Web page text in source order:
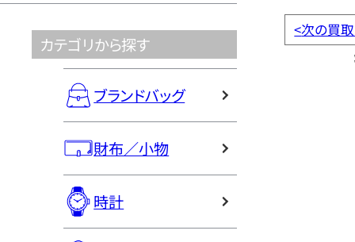
カテゴリから探す
ブランドバッグ
財布／小物
時計
<次の買